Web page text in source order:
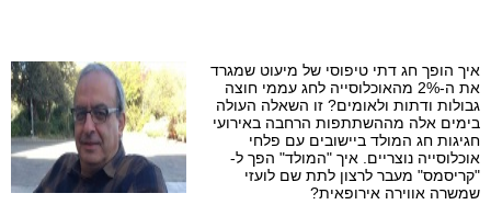
איך הופך חג דתי טיפוסי של מיעוט שמגרד
את ה-2% מהאוכלוסייה לחג עממי חוצה
גבולות ודתות ולאומים? זו השאלה העולה
בימים אלה מההשתתפות הרחבה באירועי
חגיגות חג המולד ביישובים עם פלחי
אוכלוסייה נוצריים. איך "המולד" הפך ל-
"קריסמס" מעבר לרצון לתת שם לועזי
שמשרה אווירה אירופאית?